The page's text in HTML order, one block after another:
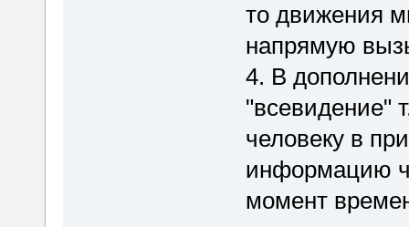
то движения
напрямую
4. В
"всевидение"
человеку в
информацию
момент